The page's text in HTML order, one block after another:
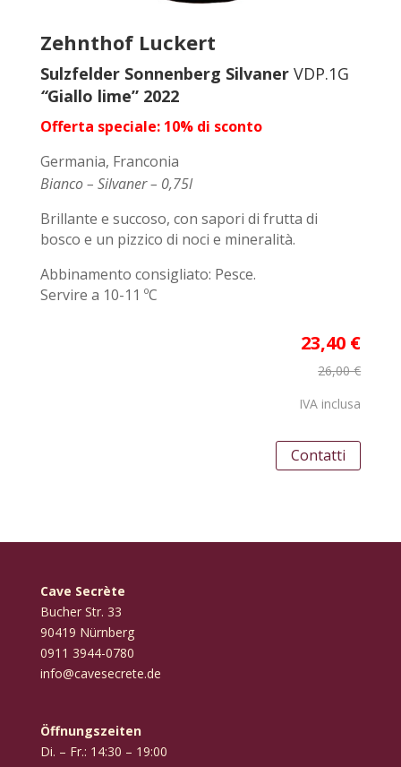
Zehnthof Luckert
Sulzfelder Sonnenberg Silvaner VDP.1G
“Giallo lime” 2022
Offerta speciale: 10% di sconto
Germania, Franconia
Bianco – Silvaner – 0,75l
Brillante e succoso, con sapori di frutta di
bosco e un pizzico di noci e mineralità.
Abbinamento consigliato: Pesce.
Servire a 10-11 ºC
23,40 €
26,00 €
IVA inclusa
Contatti
Cave Secrète
Bucher Str. 33
90419 Nürnberg
‭0911 3944-0780‬
info@cavesecrete.de
Öffnungszeiten
Di. – Fr.: 14:30 – 19:00